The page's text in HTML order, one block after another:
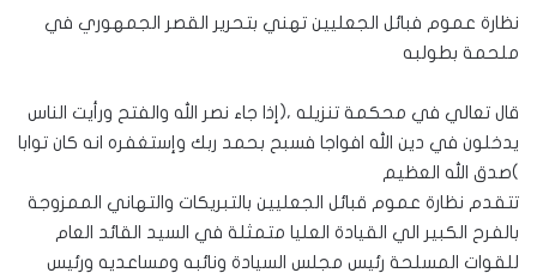
نظارة عموم فبائل الجعليين تهني بتحرير القصر الجمهوري في
ملحمة بطولبه
قال تعالي في محكمة تنزيله ،(إذا جاء نصر الله والفتح ورأيت الناس
يدخلون في دين الله افواجا فسبح بحمد ربك وإستغفره انه كان توابا
)صدق الله العظيم
تتقدم نظارة عموم قبائل الجعليين بالتبريكات والتهاني الممزوجة
بالفرح الكبير الي القيادة العليا متمثلة في السيد القائد العام
للقوات المسلحة رئيس مجلس السيادة ونائبه ومساعديه ورئيس